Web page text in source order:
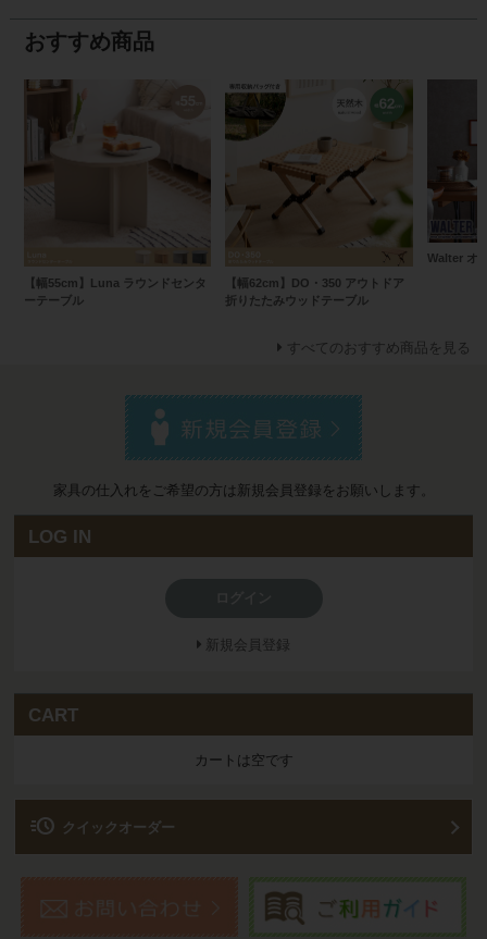
おすすめ商品
【幅55cm】Luna ラウンドセンタ
ーテーブル
【幅62cm】DO・350 アウトドア
折りたたみウッドテーブル
Walter オ
すべてのおすすめ商品を見る
家具の仕入れをご希望の方は新規会員登録をお願いします。
LOG IN
新規会員登録
CART
カートは空です
acute クイックオーダー